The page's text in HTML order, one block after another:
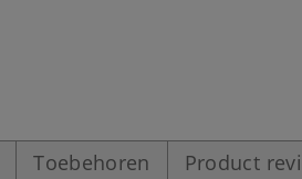
Toebehoren Product